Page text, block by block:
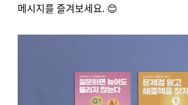
메시지를 즐겨보세요. 😊